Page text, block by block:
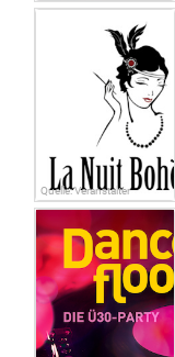
Quelle: Veranstalter